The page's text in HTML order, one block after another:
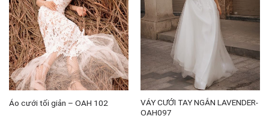
Áo cưới tối giản – OAH 102
VÁY CƯỚI TAY NGẮN LAVENDER-
OAH097